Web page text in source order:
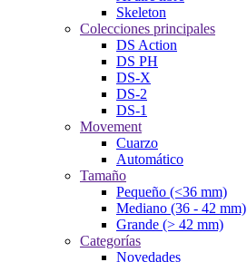
Skeleton
Colecciones principales
DS Action
DS PH
DS-X
DS-2
DS-1
Movement
Cuarzo
Automático
Tamaño
Pequeño (<36 mm)
Mediano (36 - 42 mm)
Grande (> 42 mm)
Categorías
Novedades